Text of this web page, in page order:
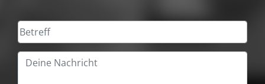
Bitte lasse dieses Feld leer.